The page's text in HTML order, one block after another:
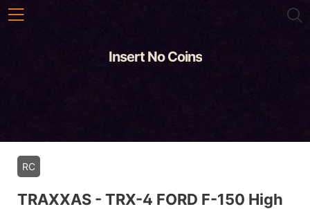
본문 바로가기
Insert No Coins
RC
TRAXXAS - TRX-4 FORD F-150 High